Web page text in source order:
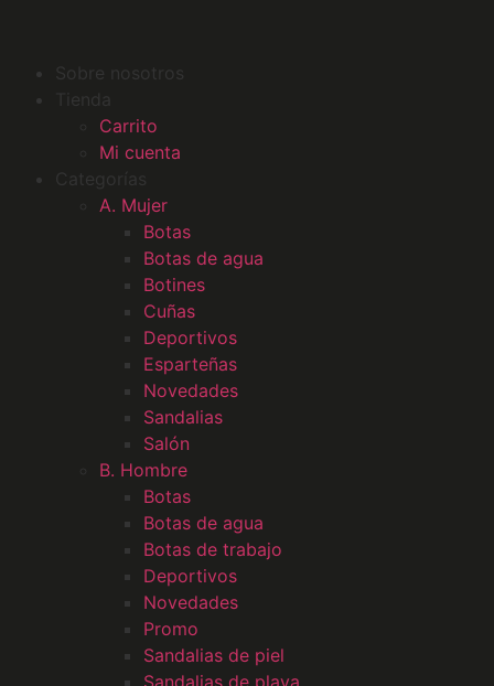
Sobre nosotros
Tienda
Carrito
Mi cuenta
Categorías
A. Mujer
Botas
Botas de agua
Botines
Cuñas
Deportivos
Esparteñas
Novedades
Sandalias
Salón
B. Hombre
Botas
Botas de agua
Botas de trabajo
Deportivos
Novedades
Promo
Sandalias de piel
Sandalias de playa